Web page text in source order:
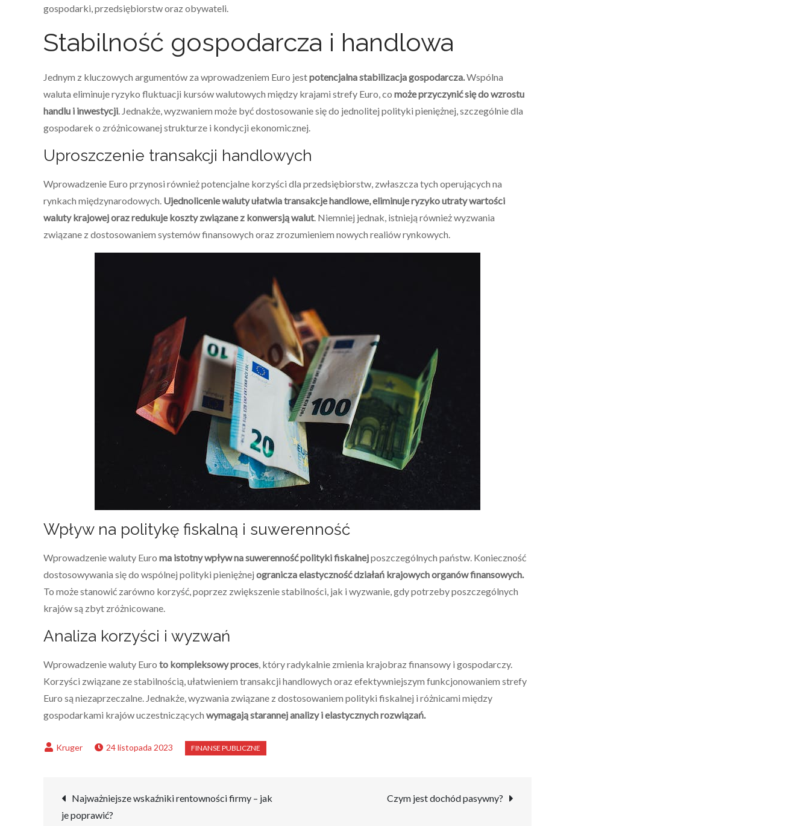
gospodarki, przedsiębiorstw oraz obywateli.
Stabilność gospodarcza i handlowa
Jednym z kluczowych argumentów za wprowadzeniem Euro jestpotencjalna stabilizacja gospodarcza.Wspólna
waluta eliminuje ryzyko fluktuacji kursów walutowych między krajami strefy Euro, co może przyczynić się do wzrostu
handlu i inwestycji. Jednakże, wyzwaniem może być dostosowanie się do jednolitej polityki pieniężnej, szczególnie dla
gospodarek o zróżnicowanej strukturze i kondycji ekonomicznej.
Uproszczenie transakcji handlowych
Wprowadzenie Euro przynosi również potencjalne korzyści dla przedsiębiorstw, zwłaszcza tych operujących na
rynkach międzynarodowych. Ujednolicenie waluty ułatwia transakcje handlowe, eliminuje ryzyko utraty wartości
waluty krajowej oraz redukuje koszty związane z konwersją walut. Niemniej jednak, istnieją również wyzwania
związane z dostosowaniem systemów finansowych oraz zrozumieniem nowych realiów rynkowych.
Wpływ na politykę fiskalną i suwerenność
Wprowadzenie waluty Euro ma istotny wpływ na suwerenność polityki fiskalnejposzczególnych państw. Konieczność
dostosowywania się do wspólnej polityki pieniężnej ogranicza elastyczność działań krajowych organów finansowych.
To może stanowić zarówno korzyść, poprzez zwiększenie stabilności, jak i wyzwanie, gdy potrzeby poszczególnych
krajów są zbyt zróżnicowane.
Analiza korzyści i wyzwań
Wprowadzenie waluty Euro to kompleksowy proces, który radykalnie zmienia krajobraz finansowy i gospodarczy.
Korzyści związane ze stabilnością, ułatwieniem transakcji handlowych oraz efektywniejszym funkcjonowaniem strefy
Euro są niezaprzeczalne. Jednakże, wyzwania związane z dostosowaniem polityki fiskalnej i różnicami między
gospodarkami krajów uczestniczących wymagają starannej analizy i elastycznych rozwiązań.
24 listopada 2023
Nawigacja
Najważniejsze wskaźniki rentowności firmy – jak
je poprawić?
Czym jest dochód pasywny?